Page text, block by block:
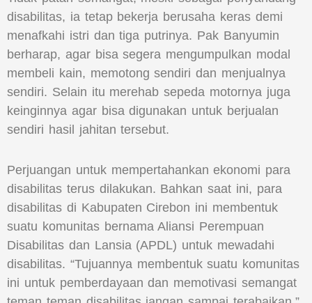
disabilitas, ia tetap bekerja berusaha keras demi
menafkahi istri dan tiga putrinya. Pak Banyumin
berharap, agar bisa segera mengumpulkan modal
membeli kain, memotong sendiri dan menjualnya
sendiri. Selain itu merehab sepeda motornya juga
keinginnya agar bisa digunakan untuk berjualan
sendiri hasil jahitan tersebut.
Perjuangan untuk mempertahankan ekonomi para
disabilitas terus dilakukan. Bahkan saat ini, para
disabilitas di Kabupaten Cirebon ini membentuk
suatu komunitas bernama Aliansi Perempuan
Disabilitas dan Lansia (APDL) untuk mewadahi
disabilitas. “Tujuannya membentuk suatu komunitas
ini untuk pemberdayaan dan memotivasi semangat